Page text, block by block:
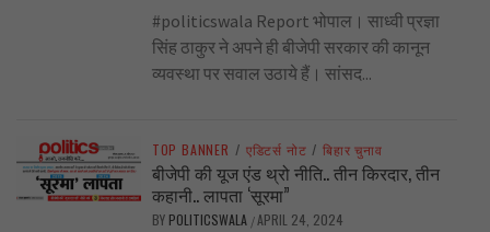
#politicswala Report भोपाल। साध्वी प्रज्ञा
सिंह ठाकुर ने अपने ही बीजेपी सरकार की कानून
व्यवस्था पर सवाल उठाये हैं। सांसद...
TOP BANNER / एडिटर्स नोट / बिहार चुनाव
बीजेपी की यूज एंड थ्रो नीति.. तीन किरदार, तीन
कहानी.. लापता ‘सूरमा”
BY POLITICSWALA /APRIL 24, 2024